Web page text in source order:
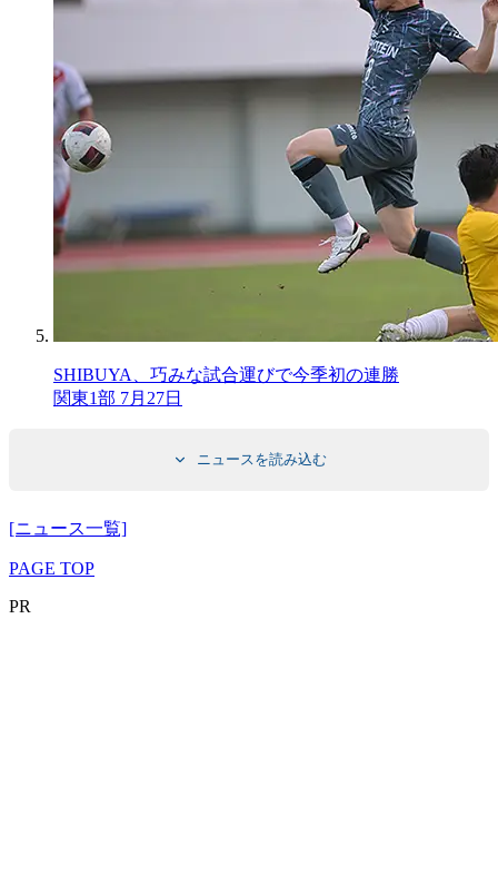
SHIBUYA、巧みな試合運びで今季初の連勝
関東1部 7月27日
ニュースを読み込む
[ニュース一覧]
PAGE TOP
PR